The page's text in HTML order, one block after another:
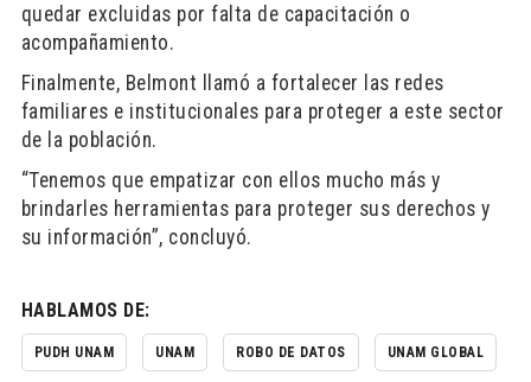
quedar excluidas por falta de capacitación o
acompañamiento.
Finalmente, Belmont llamó a fortalecer las redes
familiares e institucionales para proteger a este sector
de la población.
“Tenemos que empatizar con ellos mucho más y
brindarles herramientas para proteger sus derechos y
su información”, concluyó.
HABLAMOS DE:
PUDH UNAM UNAM ROBO DE DATOS UNAM GLOBAL